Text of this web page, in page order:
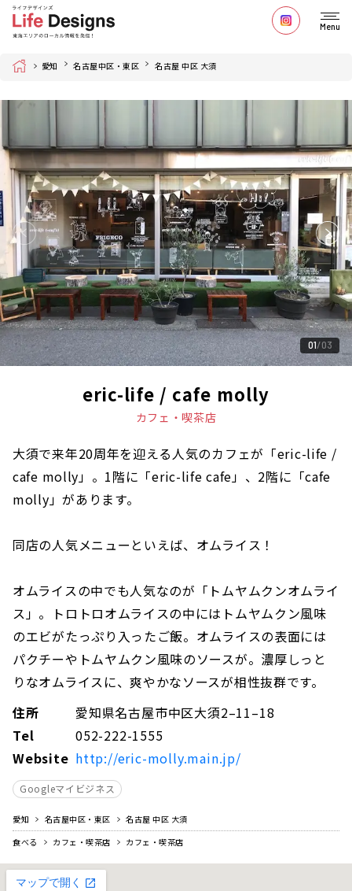
Menu
Home 愛知 名古屋中区・東区 名古屋 中区 大須
01 03
eric-life / cafe molly
カフェ・喫茶店
大須で来年20周年を迎える人気のカフェが「eric-life /
cafe molly」。1階に「eric-life cafe」、2階に「cafe
molly」があります。
同店の人気メニューといえば、オムライス！
オムライスの中でも人気なのが「トムヤムクンオムライ
ス」。トロトロオムライスの中にはトムヤムクン風味
のエビがたっぷり入ったご飯。オムライスの表面には
パクチーやトムヤムクン風味のソースが。濃厚しっと
りなオムライスに、爽やかなソースが相性抜群です。
住所
愛知県名古屋市中区大須2–11–18
Tel
052-222-1555
Website http://eric-molly.main.jp/
Googleマイビジネス
愛知 名古屋中区・東区
名古屋 中区 大須
食べる
カフェ・喫茶店 カフェ・喫茶店